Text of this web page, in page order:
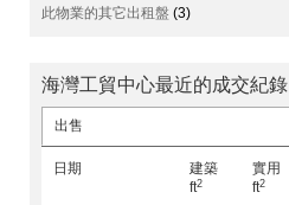
此物業的其它出租盤 (3)
海灣工貿中心最近的成交紀錄
出售
日期
建築
ft2
實用
ft2